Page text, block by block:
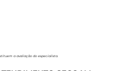
a avaliação do especialista.